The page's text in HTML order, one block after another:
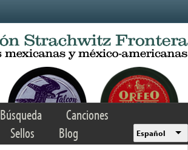
Búsqueda
Canciones
Sellos Blog Español